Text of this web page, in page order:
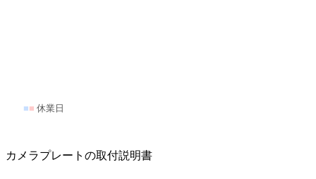
■■ 休業日
カメラプレートの取付説明書